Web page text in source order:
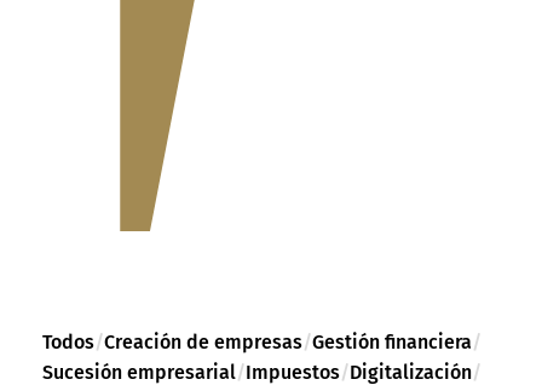
Todos/Creación de empresas/Gestión financiera/
Sucesión empresarial/Impuestos/Digitalización/